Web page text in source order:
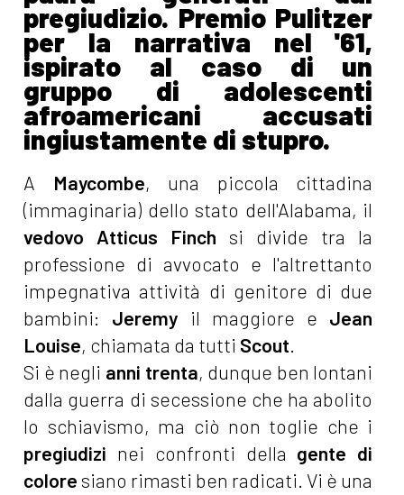
pregiudizio. Premio Pulitzer
per la narrativa nel '61,
ispirato al caso di un
gruppo di adolescenti
afroamericani accusati
ingiustamente di stupro.
A Maycombe, una piccola cittadina
(immaginaria) dello stato dell'Alabama, il
vedovo
Atticus Finch si divide tra la
professione di avvocato e l'altrettanto
impegnativa attività di genitore di due
bambini: Jeremy il maggiore e Jean
Louise, chiamata da tutti Scout.
Si è negli anni trenta, dunque ben lontani
dalla guerra di secessione che ha abolito
lo schiavismo, ma ciò non toglie che i
pregiudizi nei confronti della gente di
colore siano rimasti ben radicati. Vi è una